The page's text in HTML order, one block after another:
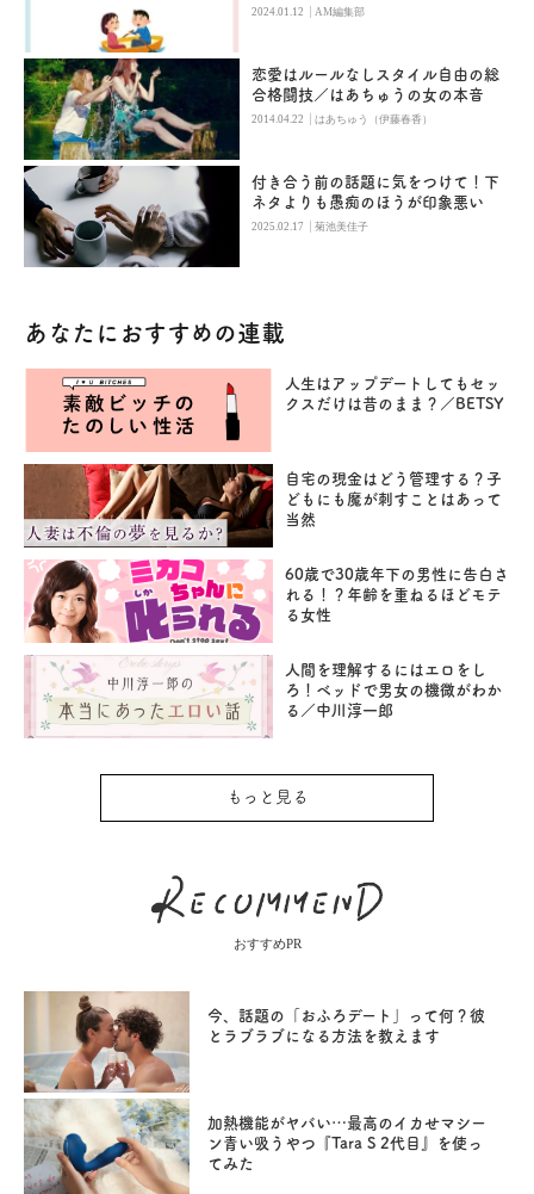
2024.01.12 | AM編集部
恋愛はルールなしスタイル自由の総
合格闘技／はあちゅうの女の本音
2014.04.22 |はあちゅう（伊藤春香）
付き合う前の話題に気をつけて！下
ネタよりも愚痴のほうが印象悪い
2025.02.17 |菊池美佳子
あなたにおすすめの連載
人生はアップデートしてもセッ
クスだけは昔のまま？／BETSY
自宅の現金はどう管理する？子
どもにも魔が刺すことはあって
当然
60歳で30歳年下の男性に告白さ
れる！？年齢を重ねるほどモテ
る女性
人間を理解するにはエロをし
ろ！ベッドで男女の機微がわか
る／中川淳一郎
もっと見る
おすすめPR
今、話題の「おふろデート」って何？彼
とラブラブになる方法を教えます
加熱機能がヤバい…最高のイカせマシー
ン青い吸うやつ『Tara S 2代目』を使っ
てみた